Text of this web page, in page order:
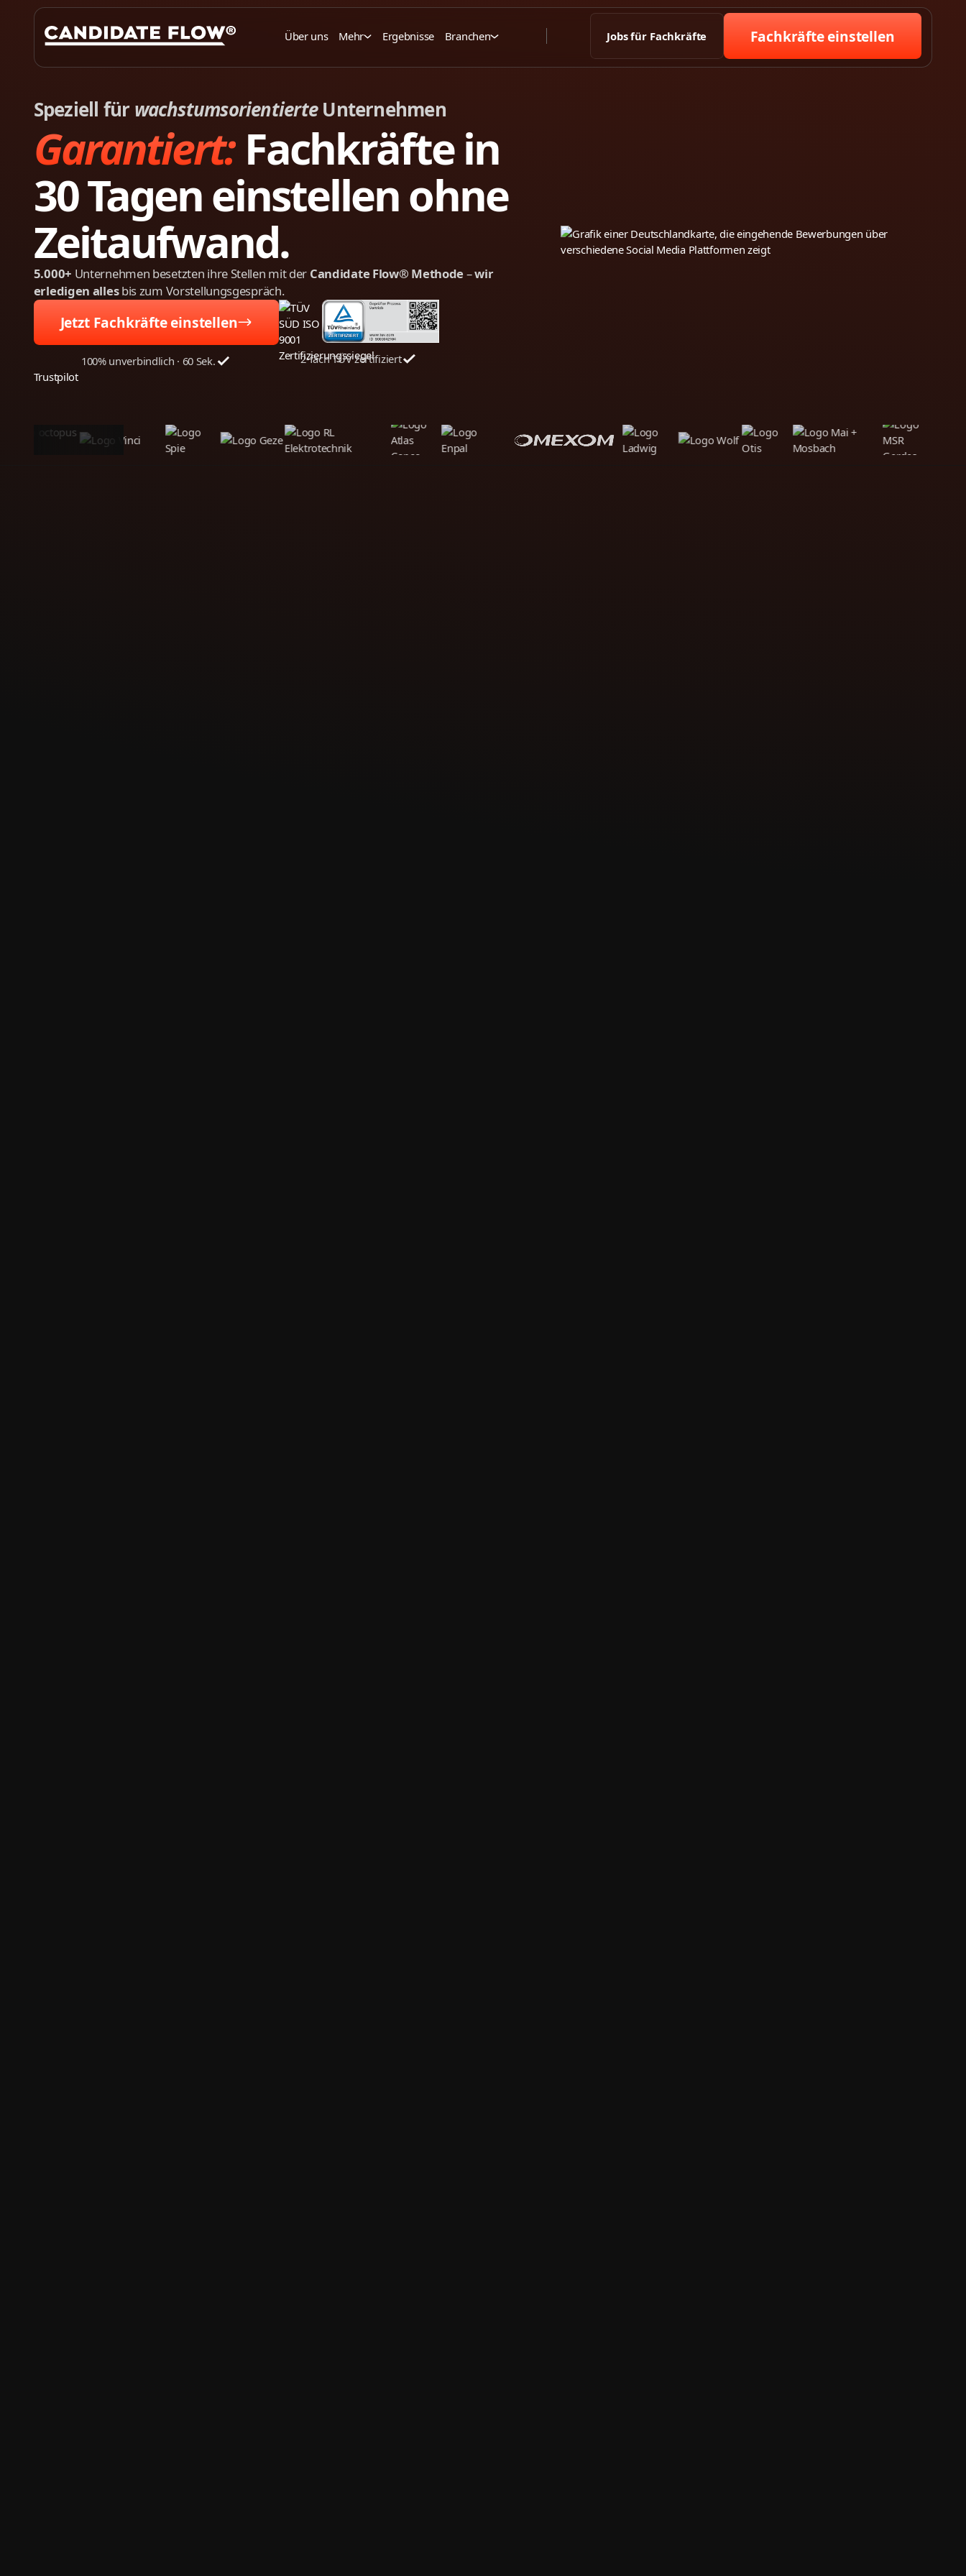
Über uns Mehr Ergebnisse Branchen Jobs für Fachkräfte Fachkräfte einstellen
Speziell fürwachstumsorientierteUnternehmen
Garantiert: Fachkräfte in
30 Tagen einstellen ohne
Zeitaufwand.
5.000+ Unternehmen besetzten ihre Stellen mit der Candidate Flow® Methode–wir
erledigen allesbis zum Vorstellungsgespräch.
Jetzt Fachkräfte einstellen
100% unverbindlich · 60 Sek.
2-fach TÜV zertifiziert
Trustpilot